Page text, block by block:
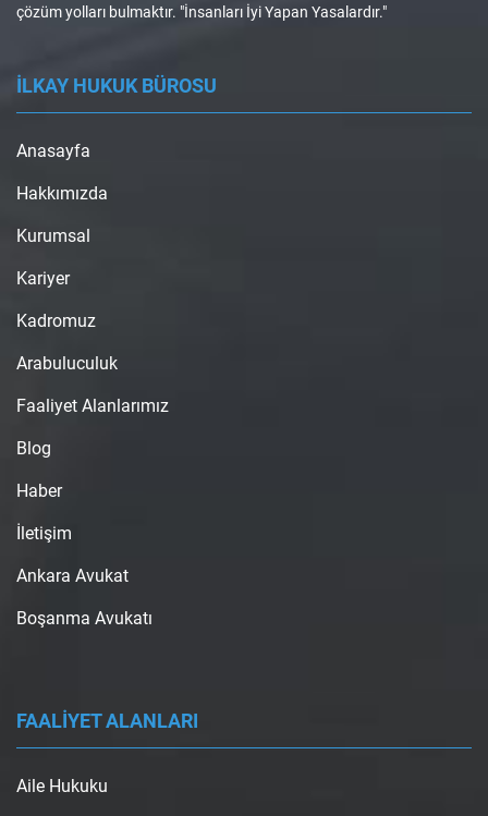
çözüm yolları bulmaktır. "İnsanları İyi Yapan Yasalardır."
İLKAY HUKUK BÜROSU
Anasayfa
Hakkımızda
Kurumsal
Kariyer
Kadromuz
Arabuluculuk
Faaliyet Alanlarımız
Blog
Haber
İletişim
Ankara Avukat
Boşanma Avukatı
FAALİYET ALANLARI
Aile Hukuku